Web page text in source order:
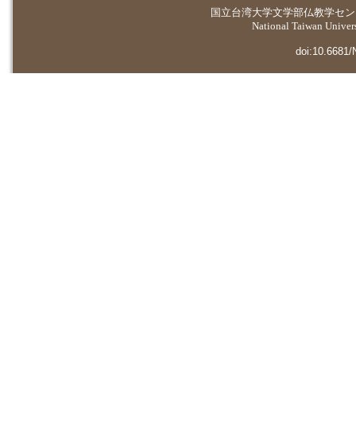
国立台湾大学文学部仏教学セ
National Taiwan
doi:10.6681/